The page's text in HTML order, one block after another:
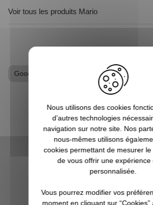
Voir tous les produits Mario
Goodies Nintendo Gourde
OFFERTE DÈS 70€
Nous utilisons des cookies
d’autres technologies
navigation sur notre site. Nos
nous-mêmes utilisons
cookies permettant de mesurer le
de vous offrir une expérience
personnalisée.
Vous pourrez modifier vos
moment en cliquant sur “Cookies”